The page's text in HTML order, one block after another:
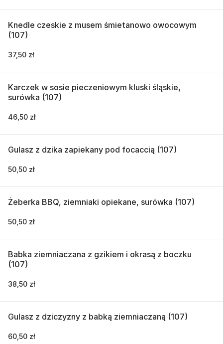
Knedle czeskie z musem śmietanowo owocowym
(107)
37,50 zł
Karczek w sosie pieczeniowym kluski śląskie,
surówka (107)
46,50 zł
Gulasz z dzika zapiekany pod focaccią (107)
50,50 zł
Żeberka BBQ, ziemniaki opiekane, surówka (107)
50,50 zł
Babka ziemniaczana z gzikiem i okrasą z boczku
(107)
38,50 zł
Gulasz z dziczyzny z babką ziemniaczaną (107)
60,50 zł